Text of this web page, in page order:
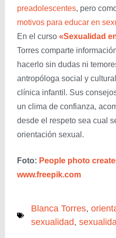
preadolescentes, pero
motivos para educar en
En el curso «Sexualidad
Torres comparte
hacerlo sin dudas ni
antropóloga social y
clínica infantil. Sus
un clima de confianza,
desde el respeto sea cual
orientación sexual.
Foto: People photo
www.freepik.com
Blanca Torres,
sexualidad,